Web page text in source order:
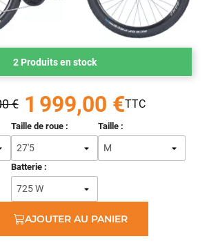
2 Produits en stock
Taille de roue : Taille :
Batterie :
€ 1 999,00 €
AJOUTER AU PANIER